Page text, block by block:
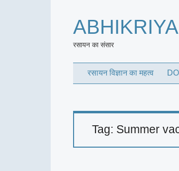
ABHIKRIYA
रसायन का संसार
रसायन विज्ञान का महत्व
Tag: Summer